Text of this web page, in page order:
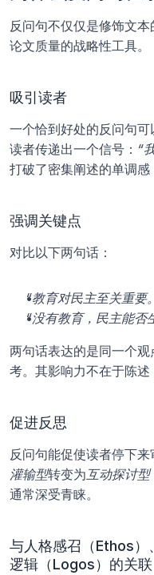
反问句不仅仅是修饰文
论文质量的战略性工具。
吸引读者
一个恰到好处的反问句
读者传递出一个信号： “
打破了密集阐述的单调感
强调关键点
对比以下两句话：
“教育对民主至关重要
“没有教育，民主能否
两句话表达的是同一个
考。其影响力不在于陈述
促进反思
反问句能促使读者停下
灌输型转变为互动探讨型
通常深受青睐。
与人格感召（Ethos
逻辑（Logos）的关联